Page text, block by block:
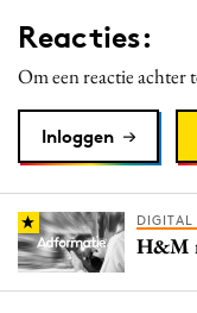
Reacties:
Om een reactie achter
Inloggen
DIGITAL
H&M